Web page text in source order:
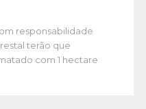
responsabilidade
terão que
com 1 hectare